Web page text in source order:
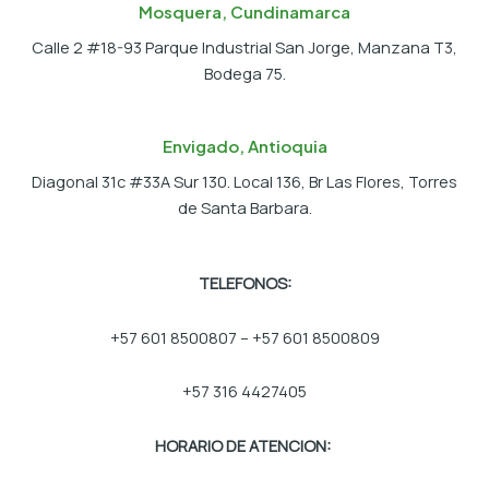
Mosquera, Cundinamarca
Calle 2 #18-93 Parque Industrial San Jorge, Manzana T3,
Bodega 75.
Envigado, Antioquia
Diagonal 31c #33A Sur 130. Local 136, Br Las Flores, Torres
de Santa Barbara.
TELEFONOS:
+57 601 8500807 – +57 601 8500809
+57 316 4427405
HORARIO DE ATENCION: